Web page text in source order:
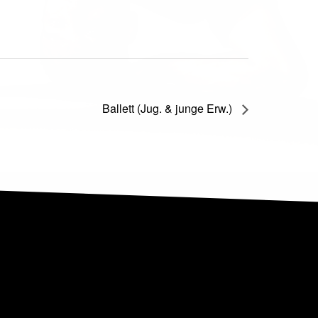
Ballett (Jug. & junge Erw.)